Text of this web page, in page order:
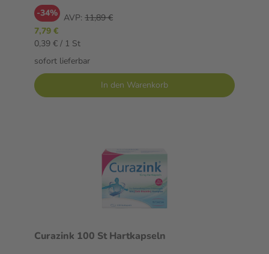
-34% AVP: 11,89 €
7,79 €
0,39 € / 1 St
sofort lieferbar
In den Warenkorb
Curazink 100 St Hartkapseln